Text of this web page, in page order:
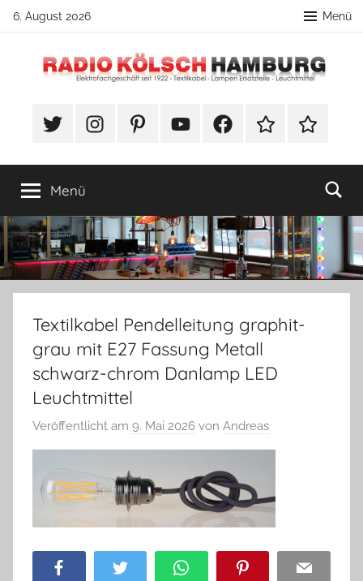
Zum
springen
6. August 2026 Menü
Radio
Hamburg
Lampenbau
#TwitterInstagramPinterestYouTubeFacebookTikTok Webshop
Menü
Textilkabel Pendelleitung graphit-
grau mit E27 Fassung Metall
schwarz-chrom Danlamp LED
Leuchtmittel
Veröffentlicht am 9. Mai 2026 von Andreas
Facebook Twitter WhatsApp Pinterest Email